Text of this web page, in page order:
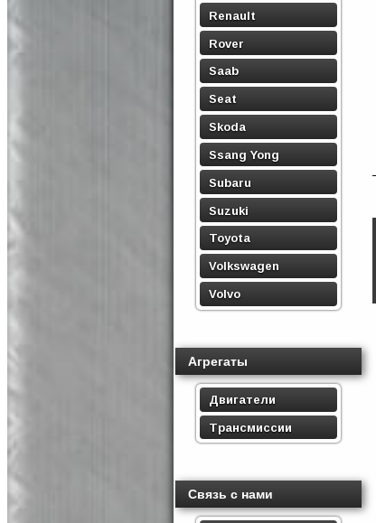
Renault
Rover
Saab
Seat
Skoda
Ssang Yong
Subaru
Suzuki
Toyota
Volkswagen
Volvo
Агрегаты
Двигатели
Трансмиссии
Связь с нами